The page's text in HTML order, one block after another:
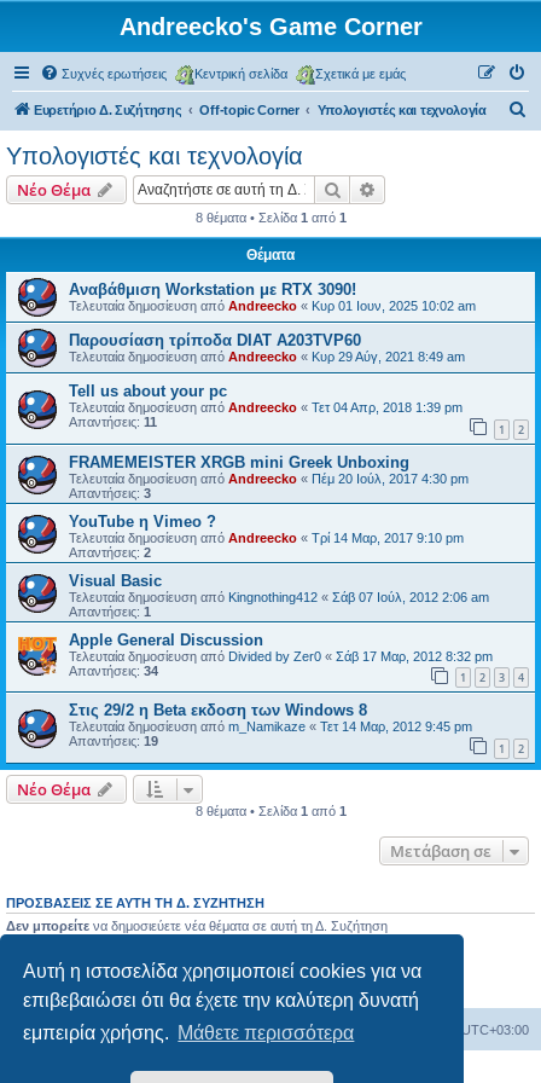
Αυτή η ιστοσελίδα χρησιμοποιεί cookies για να
επιβεβαιώσει ότι θα έχετε την καλύτερη δυνατή
εμπειρία χρήσης. Μάθετε περισσότερα
Andreecko's Game Corner
Συχνές ερωτήσεις Κεντρική σελίδα Σχετικά με εμάς
Ευρετήριο Δ. Συζήτησης Off-topic Corner Υπολογιστές και τεχνολογία
Υπολογιστές και τεχνολογία
Νέο Θέμα Αναζήτηση
8 θέματα • Σελίδα 1 από 1
Θέματα
Αναβάθμιση Workstation με RTX 3090!
Τελευταία δημοσίευση από Andreecko « Κυρ 01 Ιουν, 2025 10:02 am
Παρουσίαση τρίποδα DIAT A203TVP60
Τελευταία δημοσίευση από Andreecko « Κυρ 29 Αύγ, 2021 8:49 am
Tell us about your pc
Τελευταία δημοσίευση από Andreecko « Τετ 04 Απρ, 2018 1:39 pm
Απαντήσεις: 11 1 2
FRAMEMEISTER XRGB mini Greek Unboxing
Τελευταία δημοσίευση από Andreecko « Πέμ 20 Ιούλ, 2017 4:30 pm
Απαντήσεις: 3
YouTube η Vimeo ?
Τελευταία δημοσίευση από Andreecko « Τρί 14 Μαρ, 2017 9:10 pm
Απαντήσεις: 2
Visual Basic
Τελευταία δημοσίευση από Kingnothing412 « Σάβ 07 Ιούλ, 2012 2:06 am
Απαντήσεις: 1
Apple General Discussion
Τελευταία δημοσίευση από Divided by Zer0 « Σάβ 17 Μαρ, 2012 8:32 pm
Απαντήσεις: 34 1 2 3 4
Στις 29/2 η Beta εκδοση των Windows 8
Τελευταία δημοσίευση από m_Namikaze « Τετ 14 Μαρ, 2012 9:45 pm
Απαντήσεις: 19 1 2
Νέο Θέμα
8 θέματα • Σελίδα 1 από 1
Μετάβαση σε
ΠΡΟΣΒΆΣΕΙΣ ΣΕ ΑΥΤΉ ΤΗ Δ. ΣΥΖΉΤΗΣΗ
Δεν μπορείτε να δημοσιεύετε νέα θέματα σε αυτή τη Δ. Συζήτηση
Δεν μπορείτε
να επεξεργάζεστε τις δημοσιεύσεις σας σε αυτή τη Δ. Συζήτηση
Δεν μπορείτενα διαγράφετε τις δημοσιεύσεις σας σε αυτή τη Δ. Συζήτηση
Δεν μπορείτενα επισυνάπτετε αρχεία σε αυτή τη Δ. Συζήτηση
Ευρετήριο Δ. Συζήτησης Όλοι οι χρόνοι είναι UTC+03:00
Δημιουργήθηκε απόphpBB® Forum Software © phpBB Limited